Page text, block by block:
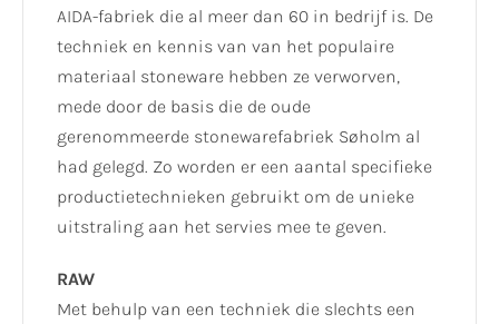
AIDA-fabriek die al meer dan 60 in bedrijf is. De
techniek en kennis van van het populaire
materiaal stoneware hebben ze verworven,
mede door de basis die de oude
gerenommeerde stonewarefabriek Søholm al
had gelegd. Zo worden er een aantal specifieke
productietechnieken gebruikt om de unieke
uitstraling aan het servies mee te geven.
RAW
Met behulp van een techniek die slechts een